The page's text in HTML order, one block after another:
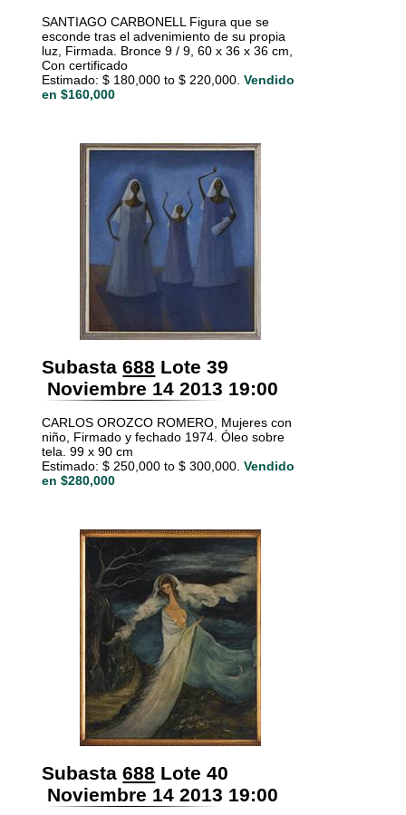
SANTIAGO CARBONELL Figura que se
esconde tras el advenimiento de su propia
luz, Firmada. Bronce 9 / 9, 60 x 36 x 36 cm,
Con certificado
Estimado: $ 180,000 to $ 220,000. Vendido
en $160,000
Subasta 688 Lote 39
Noviembre 14 2013 19:00
CARLOS OROZCO ROMERO, Mujeres con
niño, Firmado y fechado 1974. Óleo sobre
tela. 99 x 90 cm
Estimado: $ 250,000 to $ 300,000. Vendido
en $280,000
Subasta 688 Lote 40
Noviembre 14 2013 19:00